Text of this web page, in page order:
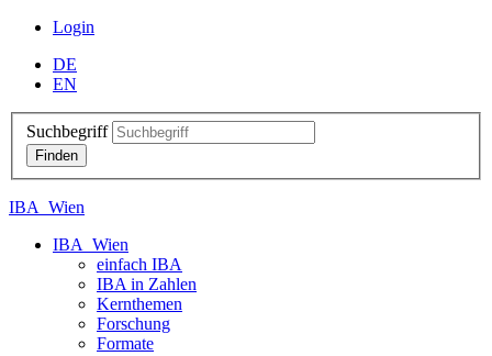
Login
DE
EN
Suchbegriff
IBA_Wien
IBA_Wien
einfach IBA
IBA in Zahlen
Kernthemen
Forschung
Formate